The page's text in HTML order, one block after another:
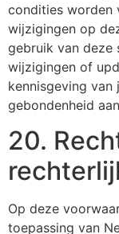
condities worden
wijzigingen op
gebruik van deze
wijzigingen of
kennisgeving van
gebondenheid
20.
Op deze
toepassing van